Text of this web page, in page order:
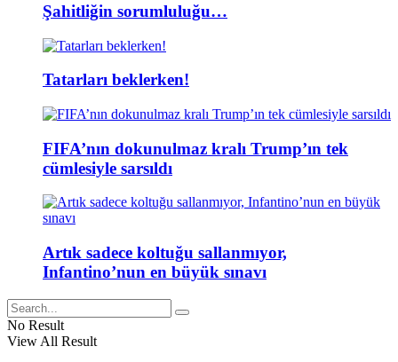
Şahitliğin sorumluluğu…
Tatarları beklerken!
FIFA’nın dokunulmaz kralı Trump’ın tek
cümlesiyle sarsıldı
Artık sadece koltuğu sallanmıyor,
Infantino’nun en büyük sınavı
No Result
View All Result